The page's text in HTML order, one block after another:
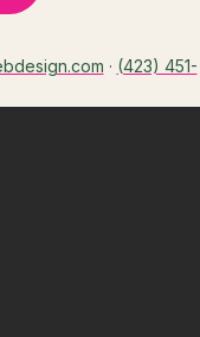
· (423) 451-